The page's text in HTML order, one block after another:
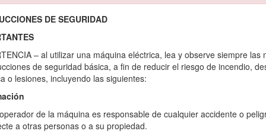
DE SEGURIDAD
– al utilizar una máquina eléctrica, lea y observe siempre las
de seguridad básica, a fin de reducir el riesgo de incendio,
o lesiones, incluyendo las siguientes:
de la máquina es responsable de cualquier accidente o
a otras personas o a su propiedad.
diseñado para ser usado por usuarios domésticos. Está
diseñado para cortar maleza o para aplicaciones agrícolas. Está
el Modelo 21848) y 81850 o 81875; también puede utilizar la
de baterías Modelo 81802 (suministrado con el Modelo
puede ser peligroso para usted y para otras personas.